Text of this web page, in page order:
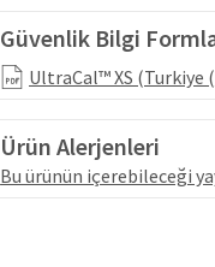
Güvenlik Bilgi
UltraCal™ XS (Turkiye
Ürün Alerjenleri
Bu ürünün içerebileceği